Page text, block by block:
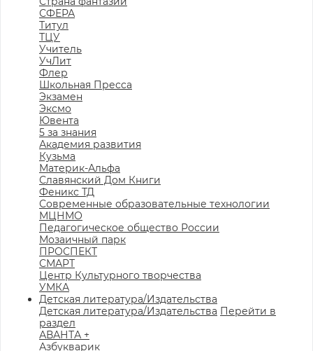
СФЕРА
Титул
ТЦУ
Учитель
УчЛит
Флер
Школьная Пресса
Экзамен
Эксмо
Ювента
5 за знания
Академия развития
Кузьма
Материк-Альфа
Славянский Дом Книги
Феникс ТД
Современные образовательные технологии
МЦНМО
Педагогическое общество России
Мозаичный парк
ПРОСПЕКТ
СМАРТ
Центр Культурного творчества
УМКА
Детская литература/Издательства
Детская литература/Издательства Перейти в
раздел
АВАНТА +
Азбукварик